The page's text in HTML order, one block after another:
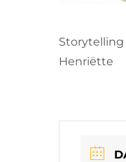
Storytelling
Henriëtte